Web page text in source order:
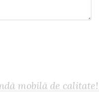
mobilă de calitate!